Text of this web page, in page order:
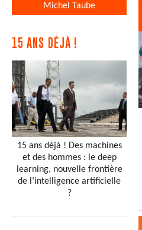
Michel Taube
15 ANS DÉJÀ !
15 ans déjà ! Des machines
et des hommes : le deep
learning, nouvelle frontière
de l’intelligence artificielle
?